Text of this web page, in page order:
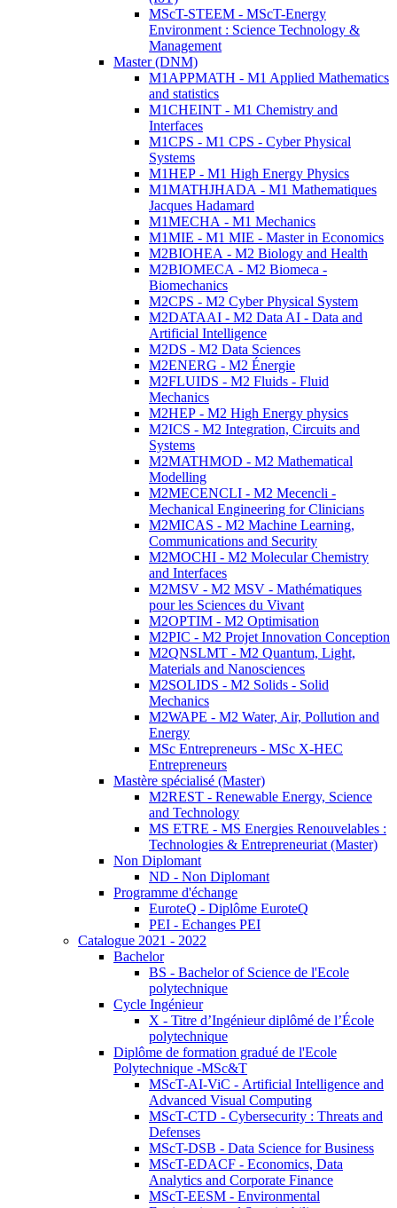
MScT-STEEM - MScT-Energy
Environment : Science Technology &
Management
Master (DNM)
M1APPMATH - M1 Applied Mathematics
and statistics
M1CHEINT - M1 Chemistry and
Interfaces
M1CPS - M1 CPS - Cyber Physical
Systems
M1HEP - M1 High Energy Physics
M1MATHJHADA - M1 Mathematiques
Jacques Hadamard
M1MECHA - M1 Mechanics
M1MIE - M1 MIE - Master in Economics
M2BIOHEA - M2 Biology and Health
M2BIOMECA - M2 Biomeca -
Biomechanics
M2CPS - M2 Cyber Physical System
M2DATAAI - M2 Data AI - Data and
Artificial Intelligence
M2DS - M2 Data Sciences
M2ENERG - M2 Énergie
M2FLUIDS - M2 Fluids - Fluid
Mechanics
M2HEP - M2 High Energy physics
M2ICS - M2 Integration, Circuits and
Systems
M2MATHMOD - M2 Mathematical
Modelling
M2MECENCLI - M2 Mecencli -
Mechanical Engineering for Clinicians
M2MICAS - M2 Machine Learning,
Communications and Security
M2MOCHI - M2 Molecular Chemistry
and Interfaces
M2MSV - M2 MSV - Mathématiques
pour les Sciences du Vivant
M2OPTIM - M2 Optimisation
M2PIC - M2 Projet Innovation Conception
M2QNSLMT - M2 Quantum, Light,
Materials and Nanosciences
M2SOLIDS - M2 Solids - Solid
Mechanics
M2WAPE - M2 Water, Air, Pollution and
Energy
MSc Entrepreneurs - MSc X-HEC
Entrepreneurs
Mastère spécialisé (Master)
M2REST - Renewable Energy, Science
and Technology
MS ETRE - MS Energies Renouvelables :
Technologies & Entrepreneuriat (Master)
Non Diplomant
ND - Non Diplomant
Programme d'échange
EuroteQ - Diplôme EuroteQ
PEI - Echanges PEI
Catalogue 2021 - 2022
Bachelor
BS - Bachelor of Science de l'Ecole
polytechnique
Cycle Ingénieur
X - Titre d’Ingénieur diplômé de l’École
polytechnique
Diplôme de formation gradué de l'Ecole
Polytechnique -MSc&T
MScT-AI-ViC - Artificial Intelligence and
Advanced Visual Computing
MScT-CTD - Cybersecurity : Threats and
Defenses
MScT-DSB - Data Science for Business
MScT-EDACF - Economics, Data
Analytics and Corporate Finance
MScT-EESM - Environmental